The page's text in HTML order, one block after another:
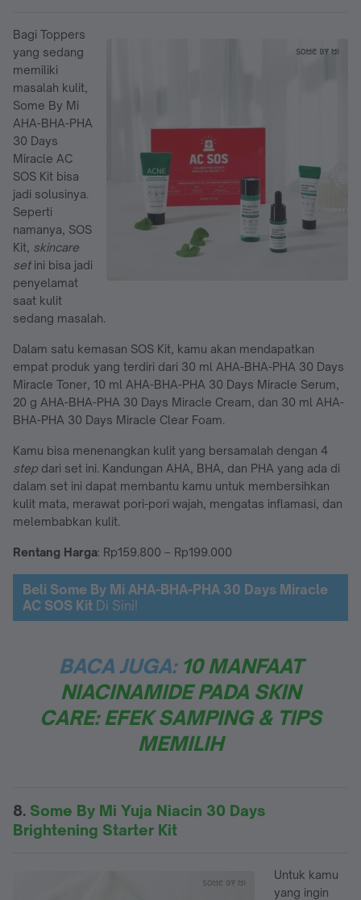
Bagi Toppers
yang sedang
memiliki
masalah kulit,
Some By Mi
AHA-BHA-PHA
30 Days
Miracle AC
SOS Kit bisa
jadi solusinya.
Seperti
namanya, SOS
Kit, skincare
set ini bisa jadi
penyelamat
saat kulit
sedang masalah.
Dalam satu kemasan SOS Kit, kamu akan mendapatkan
empat produk yang terdiri dari 30 ml AHA-BHA-PHA 30 Days
Miracle Toner, 10 ml AHA-BHA-PHA 30 Days Miracle Serum,
20 g AHA-BHA-PHA 30 Days Miracle Cream, dan 30 ml AHA-
BHA-PHA 30 Days Miracle Clear Foam.
Kamu bisa menenangkan kulit yang bersamalah dengan 4
step dari set ini. Kandungan AHA, BHA, dan PHA yang ada di
dalam set ini dapat membantu kamu untuk membersihkan
kulit mata, merawat pori-pori wajah, mengatas inflamasi, dan
melembabkan kulit.
Rentang Harga: Rp159.800 – Rp199.000
Beli Some By Mi AHA-BHA-PHA 30 Days Miracle
AC SOS Kit Di Sini!
BACA JUGA: 10 MANFAAT
NIACINAMIDE PADA SKIN
CARE: EFEK SAMPING & TIPS
MEMILIH
8. Some By Mi Yuja Niacin 30 Days
Brightening Starter Kit
Untuk kamu
yang ingin